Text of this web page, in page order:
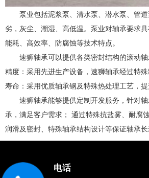
泵业包括泥浆泵、清水泵、潜水泵、管
劣，灰尘、潮湿、高低温。泵业对轴承要求
能耗、高效率、防腐蚀等技术特点。
速狮轴承可以提供各类密封结构的滚动
精度：采用先进生产设备，速狮轴承经过特
寿命：采用优质轴承钢及特殊热处理工艺，提
速狮轴承能够提供定制开发服务，针对
承，满足客户需求； 通过特殊抗盐雾、耐腐
润滑及密封、特殊轴承结构设计等保证轴承长
电话